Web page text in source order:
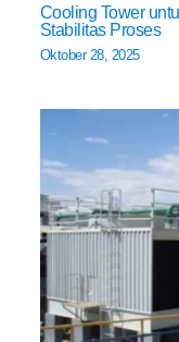
Cooling Tower
Stabilitas Proses
Oktober 28, 2025